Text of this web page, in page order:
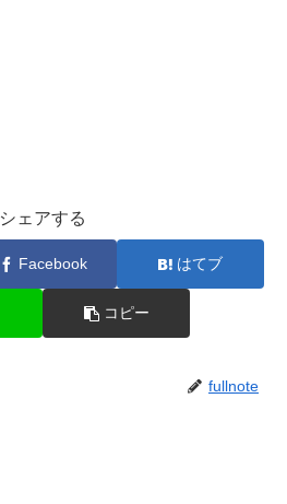
シェアする
Facebook はてブ
コピー
fullnote